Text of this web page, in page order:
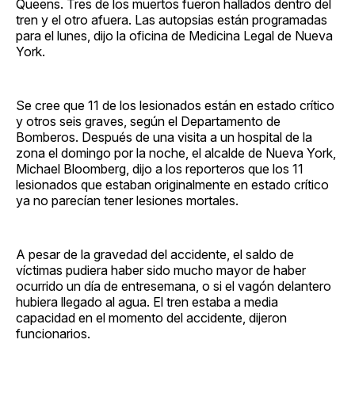
Queens. Tres de los muertos fueron hallados dentro del
tren y el otro afuera. Las autopsias están programadas
para el lunes, dijo la oficina de Medicina Legal de Nueva
York.
Se cree que 11 de los lesionados están en estado crítico
y otros seis graves, según el Departamento de
Bomberos. Después de una visita a un hospital de la
zona el domingo por la noche, el alcalde de Nueva York,
Michael Bloomberg, dijo a los reporteros que los 11
lesionados que estaban originalmente en estado crítico
ya no parecían tener lesiones mortales.
A pesar de la gravedad del accidente, el saldo de
víctimas pudiera haber sido mucho mayor de haber
ocurrido un día de entresemana, o si el vagón delantero
hubiera llegado al agua. El tren estaba a media
capacidad en el momento del accidente, dijeron
funcionarios.